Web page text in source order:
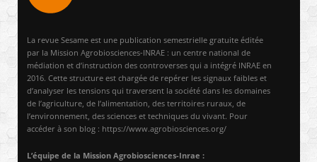
La revue Sesame est une publication semestrielle gratuite éditée
par la Mission Agrobiosciences-INRAE : un centre national de
médiation et d’instruction des controverses qui a intégré INRAE en
2016. Cette structure est chargée de repérer les signaux faibles et
d’analyser les tensions qui traversent la société dans les domaines
de l’agriculture, de l’alimentation, des territoires ruraux, de
l’environnement, des sciences et techniques du vivant. Pour
accéder à son blog : https://www.agrobiosciences.org/
L’équipe de la Mission Agrobiosciences-Inrae :